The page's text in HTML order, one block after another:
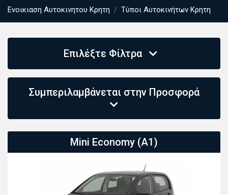
Ενοικιαση Αυτοκινητου Κρητη Τύποι Αυτοκινήτων Κρητη
Επιλέξτε Φίλτρα
Συμπεριλαμβάνεται στην Προσφορά
Mini Economy (A1)